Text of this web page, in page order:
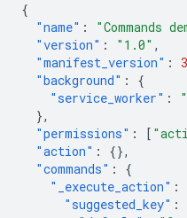
{
"name" : "Commands
"version" : "1.0" ,
"manifest_version" : 3
"background" :
{
"service_worker" :
},
"permissions" : [
"action" :
{},
"commands" :
{
"_execute_action" :
"suggested_key" :